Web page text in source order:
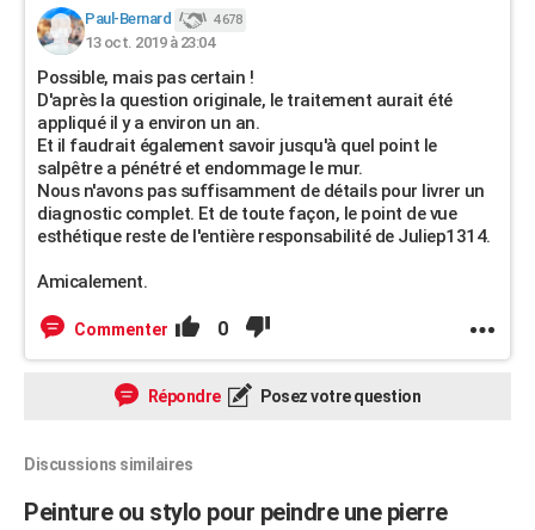
Paul-Bernard 4 678
13 oct. 2019 à 23:04
Possible, mais pas certain !
D'après la question originale, le traitement aurait été
appliqué il y a environ un an.
Et il faudrait également savoir jusqu'à quel point le
salpêtre a pénétré et endommage le mur.
Nous n'avons pas suffisamment de détails pour livrer un
diagnostic complet. Et de toute façon, le point de vue
esthétique reste de l'entière responsabilité de Juliep1314.
Amicalement.
Commenter 0
Répondre Posez votre question
Discussions similaires
Peinture ou stylo pour peindre une pierre